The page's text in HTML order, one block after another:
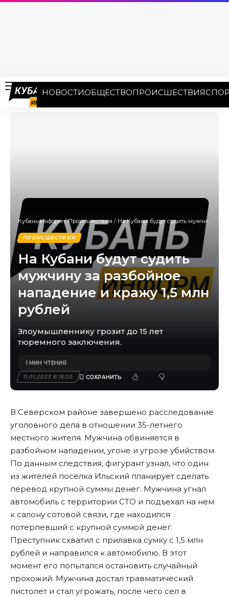
НОВОСТИОБЩЕСТВОПРОИСШЕСТВИЯ
Кубань Информ/Происшествия / На Кубани будут судить мужчину за разбойное нападение и кражу 1,5 млн рублей
ПРОИСШЕСТВИЯ
На Кубани будут судить
мужчину за разбойное
нападение и кражу 1,5 млн
рублей
Злоумышленнику грозит до 15 лет
тюремного заключения.
11.01.2023 В 15:20
1 МИН ЧТЕНИЯ
В Северском районе завершено расследование
уголовного дела в отношении 35-летнего
местного жителя. Мужчина обвиняется в
разбойном нападении, угоне и угрозе убийством.
По данным следствия, фигурант узнал, что один
из жителей поселка Ильский планирует сделать
перевод крупной суммы денег. Мужчина угнал
автомобиль с территории СТО и подъехал на нем
к салону сотовой связи, где находился
потерпевший с крупной суммой денег.
Преступник схватил с прилавка сумку с 1,5 млн
рублей и направился к автомобилю. В этот
момент его попытался остановить случайный
прохожий. Мужчина достал травматический
пистолет и стал угрожать, после чего сел в